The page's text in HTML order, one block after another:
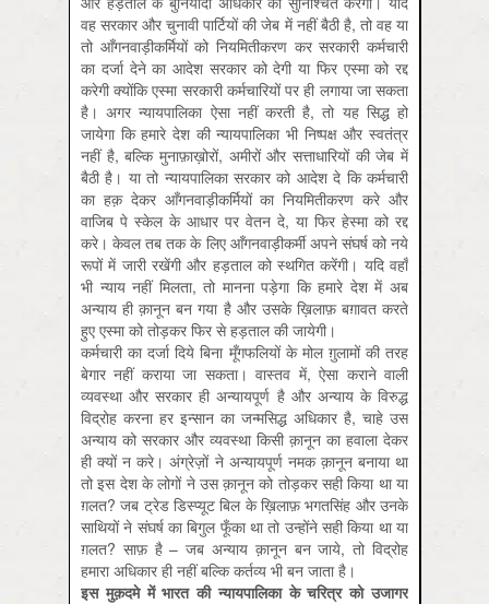
वह सरकार और चुनावी पार्टियों की जेब में नहीं बैठी है, तो वह या
तो आँगनवाड़ीकर्मियों को नियमितीकरण कर सरकारी कर्मचारी
का दर्जा देने का आदेश सरकार को देगी या फिर एस्मा को रद्द
करेगी क्योंकि एस्मा सरकारी कर्मचारियों पर ही लगाया जा सकता
है। अगर न्यायपालिका ऐसा नहीं करती है, तो यह सिद्ध हो
जायेगा कि हमारे देश की न्यायपालिका भी निष्पक्ष और स्वतंत्र
नहीं है, बल्कि मुनाफ़ाख़ोरों, अमीरों और सत्ताधारियों की जेब में
बैठी है। या तो न्यायपालिका सरकार को आदेश दे कि कर्मचारी
का हक़ देकर आँगनवाड़ीकर्मियों का नियमितीकरण करे और
वाजिब पे स्केल के आधार पर वेतन दे, या फिर हेस्मा को रद्द
करे। केवल तब तक के लिए आँगनवाड़ीकर्मी अपने संघर्ष को नये
रूपों में जारी रखेंगी और हड़ताल को स्थगित करेंगी। यदि वहाँ
भी न्याय नहीं मिलता, तो मानना पड़ेगा कि हमारे देश में अब
अन्याय ही क़ानून बन गया है और उसके ख़िलाफ़ बग़ावत करते
हुए एस्मा को तोड़कर फिर से हड़ताल की जायेगी।
कर्मचारी का दर्जा दिये बिना मूँगफलियों के मोल ग़ुलामों की तरह
बेगार नहीं कराया जा सकता। वास्तव में, ऐसा कराने वाली
व्यवस्था और सरकार ही अन्यायपूर्ण है और अन्याय के विरुद्ध
विद्रोह करना हर इन्सान का जन्मसिद्ध अधिकार है, चाहे उस
अन्याय को सरकार और व्यवस्था किसी क़ानून का हवाला देकर
ही क्यों न करे। अंग्रेज़ों ने अन्यायपूर्ण नमक क़ानून बनाया था
तो इस देश के लोगों ने उस क़ानून को तोड़कर सही किया था या
ग़लत? जब ट्रेड डिस्प्यूट बिल के ख़िलाफ़ भगतसिंह और उनके
साथियों ने संघर्ष का बिगुल फूँका था तो उन्होंने सही किया था या
ग़लत? साफ़ है – जब अन्याय क़ानून बन जाये, तो विद्रोह
हमारा अधिकार ही नहीं बल्कि कर्तव्य भी बन जाता है।
इस मुक़दमे में भारत की न्यायपालिका के चरित्र को उजागर